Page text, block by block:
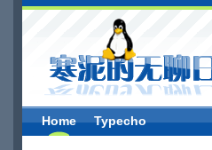
Home Typecho